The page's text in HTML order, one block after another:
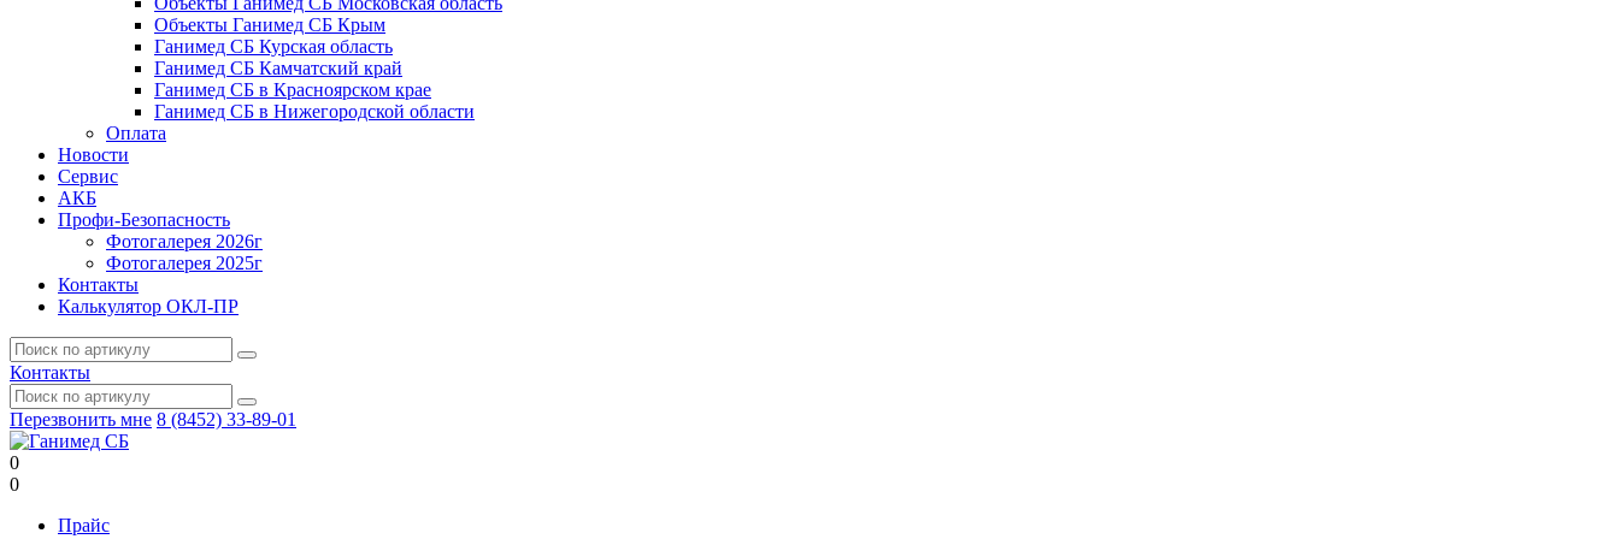
Объекты Ганимед СБ Крым
Ганимед СБ Курская область
Ганимед СБ Камчатский край
Ганимед СБ в Красноярском крае
Ганимед СБ в Нижегородской области
Оплата
Новости
Сервис
АКБ
Профи-Безопасность
Фотогалерея 2026г
Фотогалерея 2025г
Контакты
Калькулятор ОКЛ-ПР
Контакты
Перезвонить мне 8 (8452) 33-89-01
0
0
Прайс